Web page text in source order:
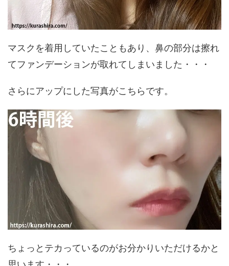
マスクを着用していたこともあり、鼻の部分は擦れ
てファンデーションが取れてしまいました・・・
さらにアップにした写真がこちらです。
ちょっとテカっているのがお分かりいただけるかと